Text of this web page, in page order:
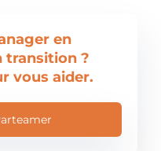
en
transition ?
vous aider.